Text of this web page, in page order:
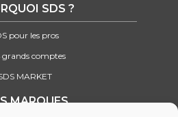
SDS ?
pour les pros
grands comptes
MARKET
MARQUES